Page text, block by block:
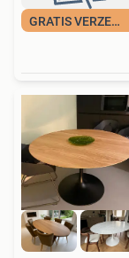
GRATIS VERZENDING